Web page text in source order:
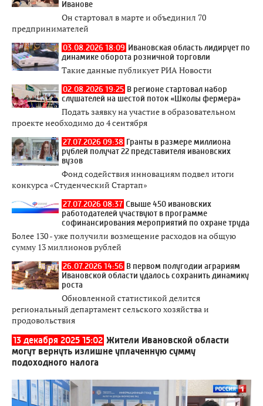
Иванове
Он стартовал в марте и объединил 70
предпринимателей
03.08.2026 18:09 Ивановская область лидирует по
динамике оборота розничной торговли
Такие данные публикует РИА Новости
02.08.2026 19:25 В регионе стартовал набор
слушателей на шестой поток «Школы фермера»
Подать заявку на участие в образовательном
проекте необходимо до 4 сентября
27.07.2026 09:38 Гранты в размере миллиона
рублей получат 22 представителя ивановских
вузов
Фонд содействия инновациям подвел итоги
конкурса «Студенческий Стартап»
27.07.2026 08:37 Свыше 450 ивановских
работодателей участвуют в программе
софинансирования мероприятий по охране труда
Более 130 - уже получили возмещение расходов на общую
сумму 13 миллионов рублей
26.07.2026 14:56 В первом полугодии аграриям
Ивановской области удалось сохранить динамику
роста
Обновленной статистикой делится
региональный департамент сельского хозяйства и
продовольствия
13 декабря 2025 15:02 Жители Ивановской области
могут вернуть излишне уплаченную сумму
подоходного налога